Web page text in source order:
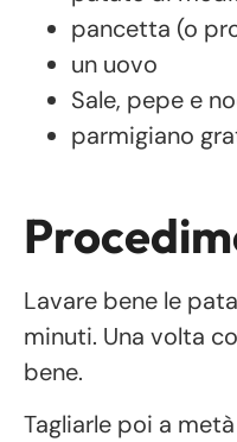
pancetta (o
un uovo
Sale, pepe e
parmigiano
Lavare bene le
minuti. Una volta
bene.
Tagliarle poi a